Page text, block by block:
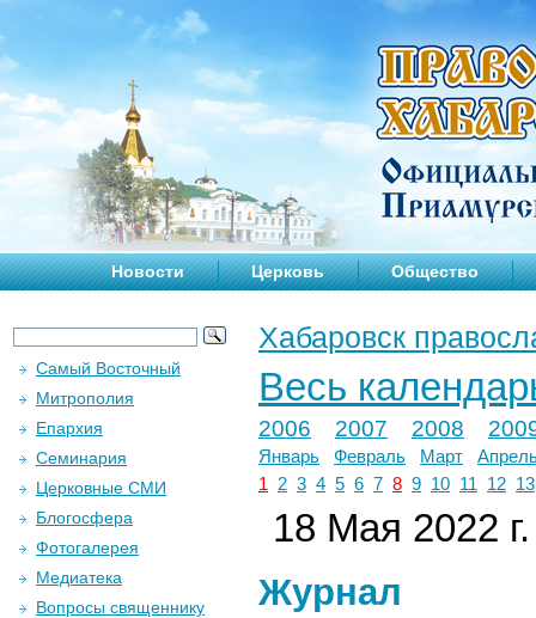
Новости Церковь Общество
Хабаровск
Весь
2006 2007 2008
Январь Февраль Март
1
2 3 4 5 6 7 8 9 10 11 12 13
18 Мая 2022 г.
Журнал
Самый Восточный
Митрополия
Епархия
Семинария
Церковные СМИ
Блогосфера
Фотогалерея
Медиатека
Вопросы священнику